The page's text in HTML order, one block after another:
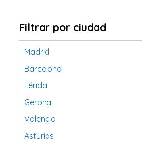
Filtrar por ciudad
Madrid
Barcelona
Lérida
Gerona
Valencia
Asturias